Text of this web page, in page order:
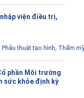
viện điều trị,
Phẫu thuật tạo hình, Thẩm
phần Môi trường
sức khỏe định kỳ